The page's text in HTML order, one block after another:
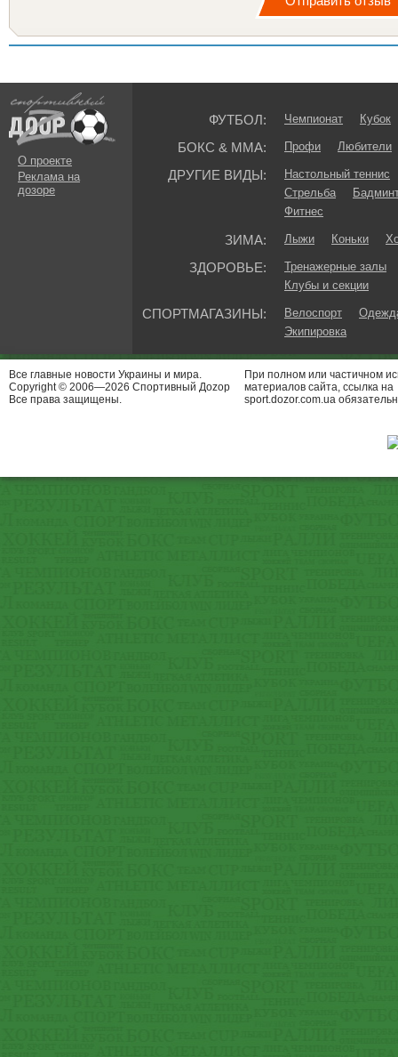
О проекте
Реклама на
дозоре
ФУТБОЛ: Чемпионат Кубок
БОКС & ММА: Профи Любители
ДРУГИЕ ВИДЫ:
Настольный теннис
Стрельба
Фитнес
ЗИМА: Лыжи Коньки
ЗДОРОВЬЕ:
Тренажерные залы
Клубы и секции
СПОРТМАГАЗИНЫ: Велоспорт
Экипировка
Все главные новости Украины и мира.
Copyright © 2006—2026 Спортивный Доzор
Все права защищены.
При полном или частичном
материалов сайта, ссылка на
sport.dozor.com.ua